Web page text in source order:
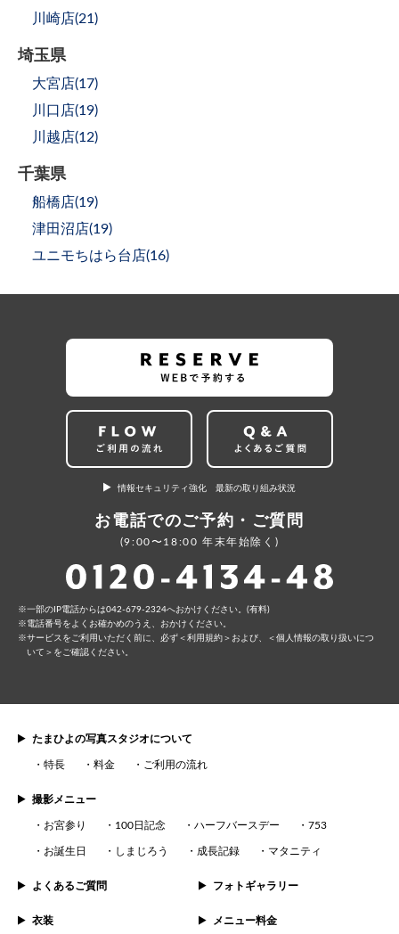
川崎店(21 )
埼玉県
大宮店(17)
川口店(19)
川越店(12)
千葉県
船橋店(19)
津田沼店(19)
ユニモちはら台店(16)
情報セキュリティ強化 最新の取り組み状況
お電話でのご予約・ご質問
(9:00〜18:00 年末年始除く)
⼀部のIP電話からは042-679-2324へおかけください。(有料)
電話番号をよくお確かめのうえ、おかけください。
サービスをご利⽤いただく前に、必ず ＜利⽤規約＞ および、
＜個⼈情報の取り扱いにつ
いて＞ をご確認ください。
たまひよの写真スタジオについて
特長 料金 ご利用の流れ
撮影メニュー
お宮参り 100日記念 ハーフバースデー 753
お誕生日 しまじろう 成長記録 マタニティ
よくあるご質問 フォトギャラリー
衣装 メニュー料金